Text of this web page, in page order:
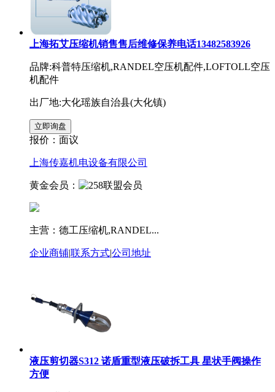
上海拓艾压缩机销售售后维修保养电话13482583926
品牌:科普特压缩机,RANDEL空压机配件,LOFTOLL空压
机配件
出厂地:大化瑶族自治县(大化镇)
报价： 面议
上海传嘉机电设备有限公司
黄金会员：
主营：德工压缩机,RANDEL...
企业商铺|联系方式|公司地址
液压剪切器S312 诺盾重型液压破拆工具 星状手阀操作
方便